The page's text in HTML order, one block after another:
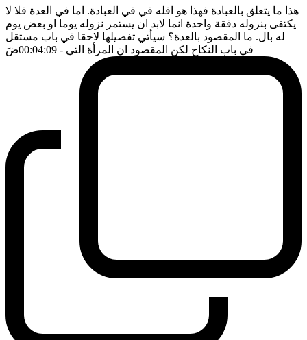
هذا ما يتعلق بالعبادة فهذا هو اقله في في العبادة. اما في العدة فلا لا
يكتفى بنزوله دفقة واحدة انما لابد ان يستمر نزوله يوما او بعض يوم
له بال. ما المقصود بالعدة؟ سيأتي تفصيلها لاحقا في باب مستقل
في باب النكاح لكن المقصود ان المرأة التي - 00:04:09 ضَ